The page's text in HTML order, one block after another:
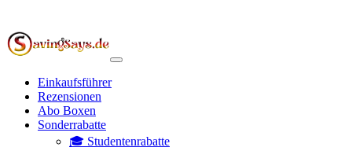
Einkaufsführer
Rezensionen
Abo Boxen
Sonderrabatte
🎓 Studentenrabatte